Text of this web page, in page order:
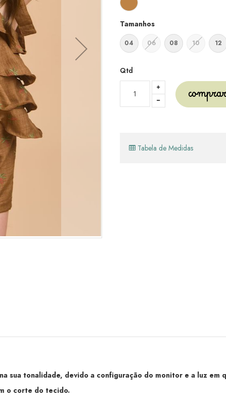
Tamanhos
04 06 08 10 12
Qtd
Tabela de Medidas
sua tonalidade, devido a configuração do monitor e a luz em
o corte do tecido.